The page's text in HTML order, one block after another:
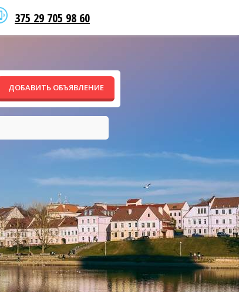
375 29 705 98 60
ДОБАВИТЬ ОБЪЯВЛЕНИЕ